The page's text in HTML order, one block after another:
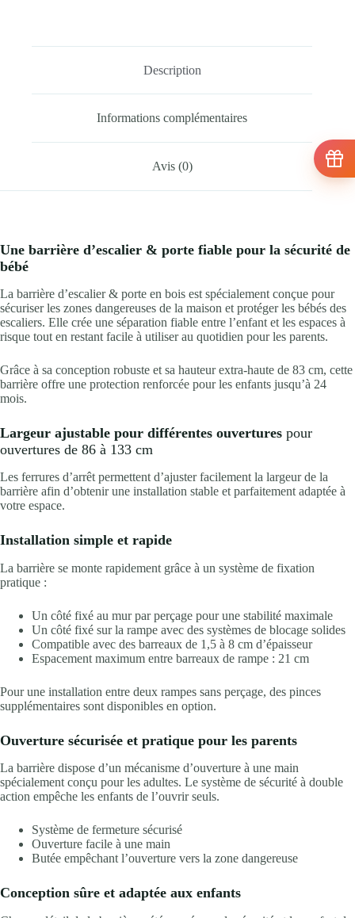
Description
Informations complémentaires
Avis (0)
Une barrière d’escalier & porte fiable pour la sécurité de
bébé
La barrière d’escalier & porte en bois est spécialement conçue pour
sécuriser les zones dangereuses de la maison et protéger les bébés des
escaliers. Elle crée une séparation fiable entre l’enfant et les espaces à
risque tout en restant facile à utiliser au quotidien pour les parents.
Grâce à sa conception robuste et sa hauteur extra-haute de 83 cm, cette
barrière offre une protection renforcée pour les enfants jusqu’à 24
mois.
Largeur ajustable pour différentes ouvertures pour
ouvertures de 86 à 133 cm
Les ferrures d’arrêt permettent d’ajuster facilement la largeur de la
barrière afin d’obtenir une installation stable et parfaitement adaptée à
votre espace.
Installation simple et rapide
La barrière se monte rapidement grâce à un système de fixation
pratique :
Un côté fixé au mur par perçage pour une stabilité maximale
Un côté fixé sur la rampe avec des systèmes de blocage solides
Compatible avec des barreaux de 1,5 à 8 cm d’épaisseur
Espacement maximum entre barreaux de rampe : 21 cm
Pour une installation entre deux rampes sans perçage, des pinces
supplémentaires sont disponibles en option.
Ouverture sécurisée et pratique pour les parents
La barrière dispose d’un mécanisme d’ouverture à une main
spécialement conçu pour les adultes. Le système de sécurité à double
action empêche les enfants de l’ouvrir seuls.
Système de fermeture sécurisé
Ouverture facile à une main
Butée empêchant l’ouverture vers la zone dangereuse
Conception sûre et adaptée aux enfants